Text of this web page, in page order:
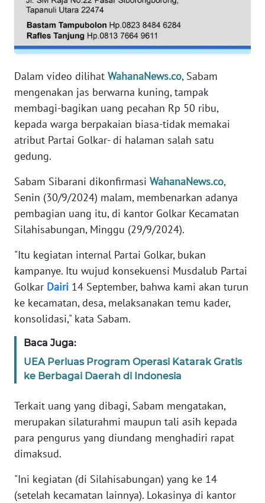
Dalam video dilihat WahanaNews.co, Sabam
mengenakan jas berwarna kuning, tampak
membagi-bagikan uang pecahan Rp 50 ribu,
kepada warga berpakaian biasa-tidak memakai
atribut Partai Golkar- di halaman salah satu
gedung.
Sabam Sibarani dikonfirmasi WahanaNews.co,
Senin (30/9/2024) malam, membenarkan adanya
pembagian uang itu, di kantor Golkar Kecamatan
Silahisabungan, Minggu (29/9/2024).
"Itu kegiatan internal Partai Golkar, bukan
kampanye. Itu wujud konsekuensi Musdalub Partai
Golkar Dairi 14 September, bahwa kami akan turun
ke kecamatan, desa, melaksanakan temu kader,
konsolidasi," kata Sabam.
Baca Juga:
UEA Perluas Program Operasi Katarak Gratis
ke Berbagai Daerah di Indonesia
Terkait uang yang dibagi, Sabam mengatakan,
merupakan silaturahmi maupun tali asih kepada
para pengurus yang diundang menghadiri rapat
dimaksud.
"Ini kegiatan (di Silahisabungan) yang ke 14
(setelah kecamatan lainnya). Lokasinya di kantor
WN
RIAU
SERAMBI
WN
JAMBI
WN
WN
NTB
SULTENG
WN
SULBAR
BABEL
WN
WN
SUMSEL
BENGKULU